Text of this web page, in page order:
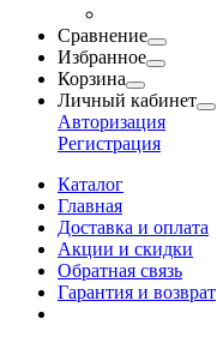
Сравнение
Избранное
Корзина
Личный кабинет
Авторизация
Регистрация
Каталог
Главная
Доставка и оплата
Акции и скидки
Обратная связь
Гарантия и возврат